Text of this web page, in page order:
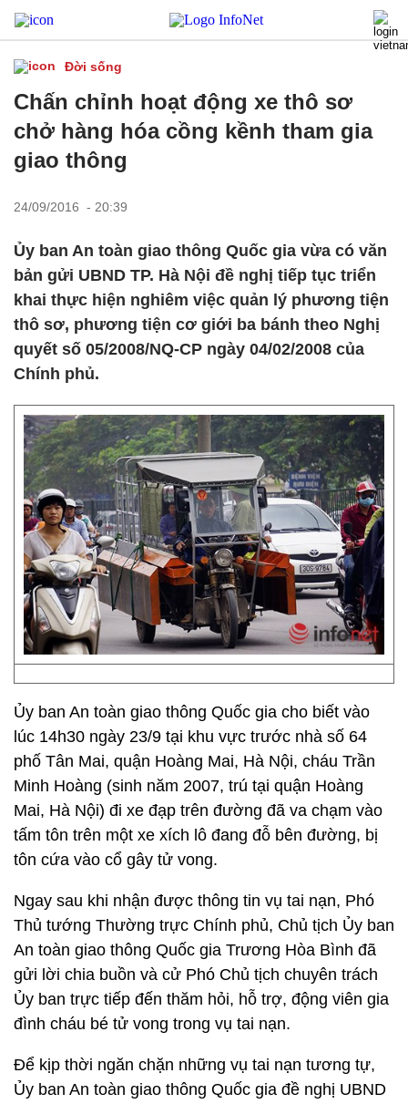
Đời sống
Chấn chỉnh hoạt động xe thô sơ
chở hàng hóa cồng kềnh tham gia
giao thông
24/09/2016 - 20:39
Ủy ban An toàn giao thông Quốc gia vừa có văn
bản gửi UBND TP. Hà Nội đề nghị tiếp tục triển
khai thực hiện nghiêm việc quản lý phương tiện
thô sơ, phương tiện cơ giới ba bánh theo Nghị
quyết số 05/2008/NQ-CP ngày 04/02/2008 của
Chính phủ.
Ủy ban An toàn giao thông Quốc gia cho biết vào
lúc 14h30 ngày 23/9 tại khu vực trước nhà số 64
phố Tân Mai, quận Hoàng Mai, Hà Nội, cháu Trần
Minh Hoàng (sinh năm 2007, trú tại quận Hoàng
Mai, Hà Nội) đi xe đạp trên đường đã va chạm vào
tấm tôn trên một xe xích lô đang đỗ bên đường, bị
tôn cứa vào cổ gây tử vong.
Ngay sau khi nhận được thông tin vụ tai nạn, Phó
Thủ tướng Thường trực Chính phủ, Chủ tịch Ủy ban
An toàn giao thông Quốc gia Trương Hòa Bình đã
gửi lời chia buồn và cử Phó Chủ tịch chuyên trách
Ủy ban trực tiếp đến thăm hỏi, hỗ trợ, động viên gia
đình cháu bé tử vong trong vụ tai nạn.
Để kịp thời ngăn chặn những vụ tai nạn tương tự,
Ủy ban An toàn giao thông Quốc gia đề nghị UBND